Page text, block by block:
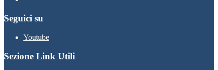
Seguici su
Youtube
Sezione Link Utili